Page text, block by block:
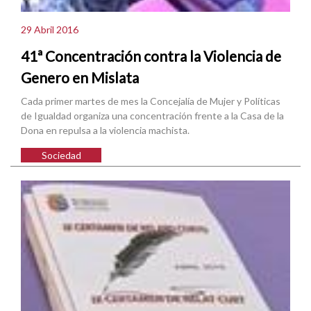
29 Abril 2016
41ª Concentración contra la Violencia de
Genero en Mislata
Cada primer martes de mes la Concejalía de Mujer y Políticas
de Igualdad organiza una concentración frente a la Casa de la
Dona en repulsa a la violencia machista.
Sociedad